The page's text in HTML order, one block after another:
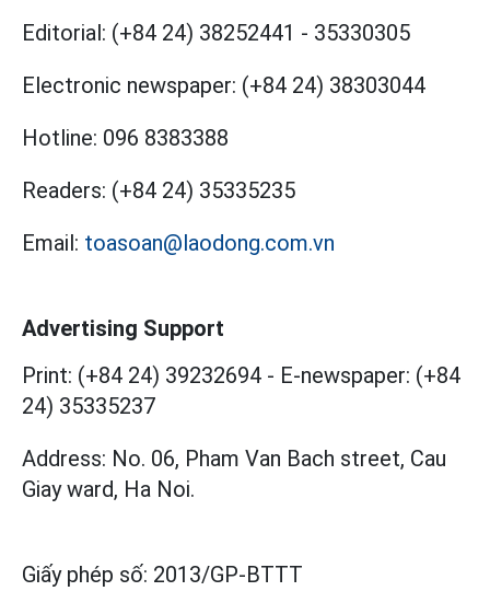
Editorial: (+84 24) 38252441 - 35330305
Electronic newspaper: (+84 24) 38303044
Hotline: 096 8383388
Readers: (+84 24) 35335235
Email: toasoan@laodong.com.vn
Advertising Support
Print: (+84 24) 39232694 - E-newspaper: (+84
24) 35335237
Address: No. 06, Pham Van Bach street, Cau
Giay ward, Ha Noi.
Giấy phép số: 2013/GP-BTTT